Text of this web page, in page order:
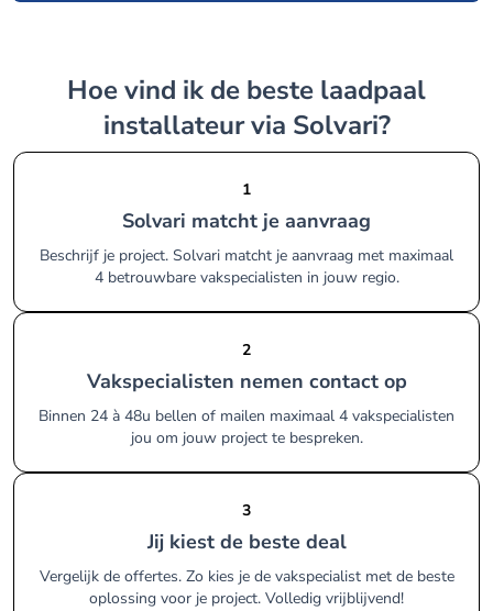
Hoe vind ik de beste laadpaal
installateur via Solvari?
1
Solvari matcht je aanvraag
Beschrijf je project. Solvari matcht je aanvraag met maximaal
4 betrouwbare vakspecialisten in jouw regio.
2
Vakspecialisten nemen contact op
Binnen 24 à 48u bellen of mailen maximaal 4 vakspecialisten
jou om jouw project te bespreken.
3
Jij kiest de beste deal
Vergelijk de offertes. Zo kies je de vakspecialist met de beste
oplossing voor je project. Volledig vrijblijvend!